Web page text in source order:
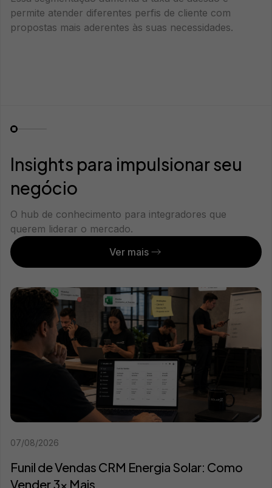
permite atender diferentes perfis de cliente com
propostas mais aderentes às suas necessidades.
Insights para impulsionar seu
negócio
O hub de conhecimento para integradores que
querem liderar o mercado.
Ver mais
07/08/2026
Funil de Vendas CRM Energia Solar: Como
Vender 3x Mais...